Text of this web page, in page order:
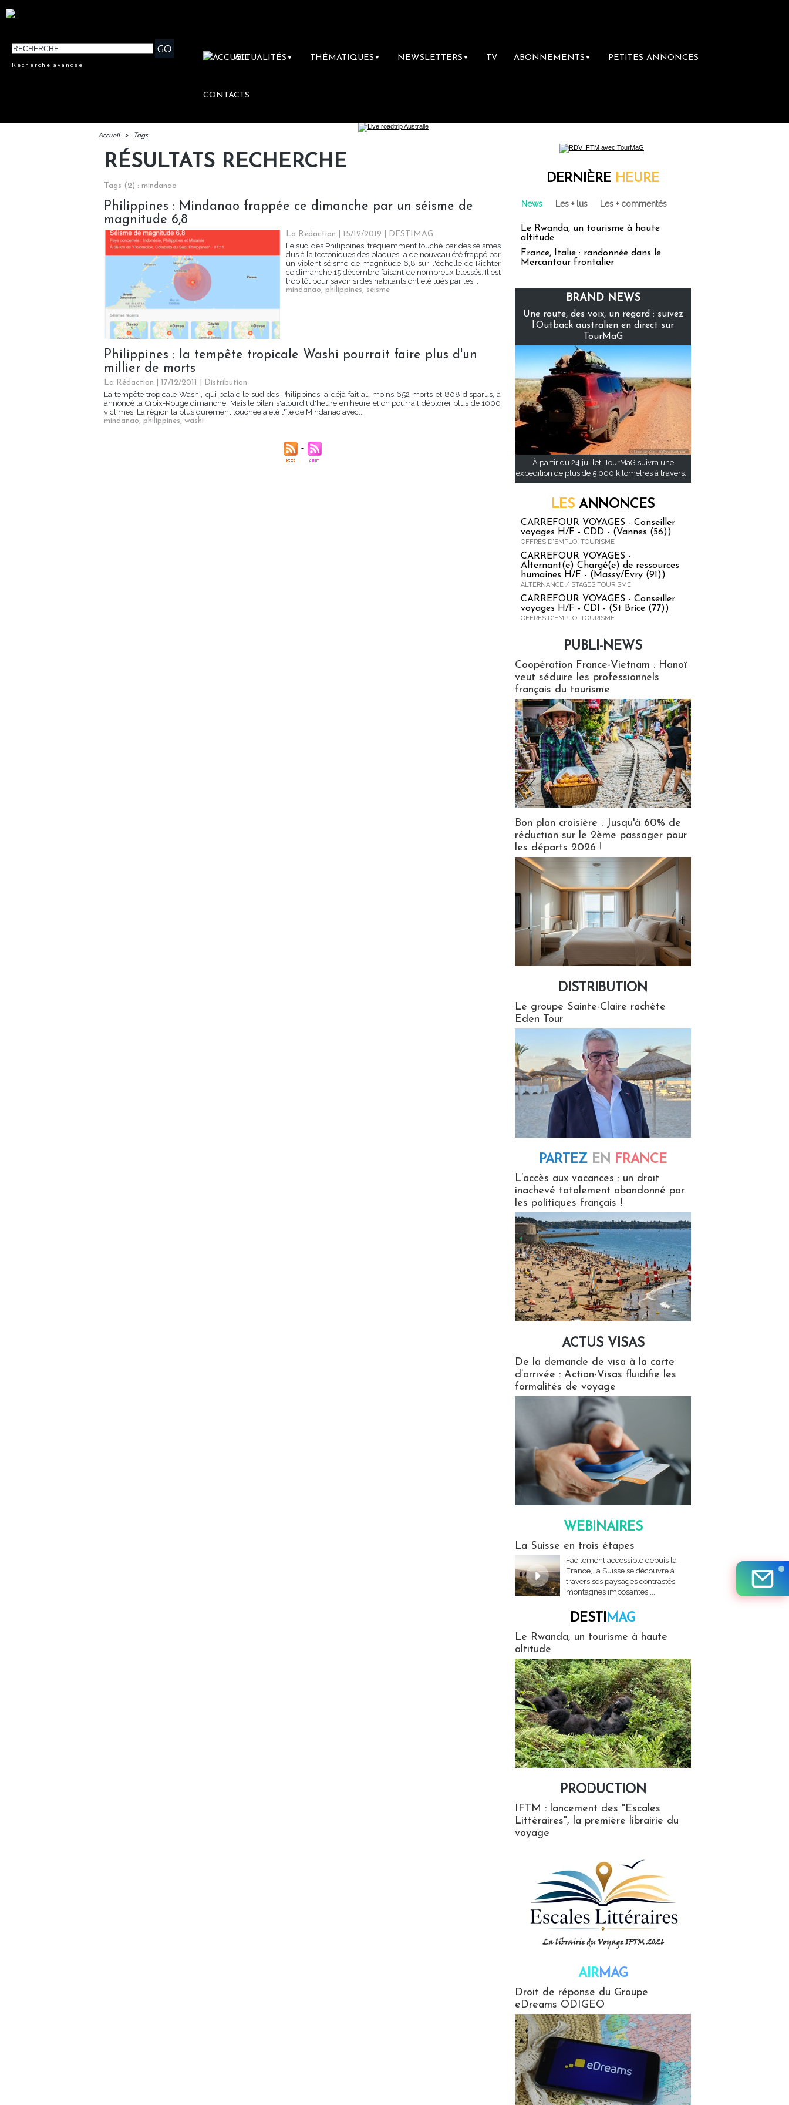
Recherche avancée
ACTUALITÉS ▼ THÉMATIQUES ▼ NEWSLETTERS ▼ TV ABONNEMENTS ▼ PETITES ANNONCES
CONTACTS
Accueil > Tags
RÉSULTATS RECHERCHE
Tags (2) : mindanao
Philippines : Mindanao frappée ce dimanche par un séisme de
magnitude 6,8
La Rédaction | 15/12/2019
DESTIMAG
Le sud des Philippines, fréquemment touché par des séismes
dus à la tectoniques des plaques, a de nouveau été frappé par
un violent séisme de magnitude 6,8 sur l'échelle de Richter
ce dimanche 15 décembre faisant de nombreux blessés. Il est
trop tôt pour savoir si des habitants ont été tués par les...
mindanao, philippines, séisme
Philippines : la tempête tropicale Washi pourrait faire plus d'un
millier de morts
La Rédaction | 17/12/2011
Distribution
La tempête tropicale Washi, qui balaie le sud des Philippines, a déjà fait au moins 652 morts et 808 disparus, a
annoncé la Croix-Rouge dimanche. Mais le bilan s'alourdit d'heure en heure et on pourrait déplorer plus de 1000
victimes. La région la plus durement touchée a été l'île de Mindanao avec...
mindanao, philippines, washi
DERNIÈRE HEURE
News Les + lus Les + commentés
Le Rwanda, un tourisme à haute
altitude
France, Italie : randonnée dans le
Mercantour frontalier
BRAND NEWS
Une route, des voix, un regard : suivez
l’Outback australien en direct sur
TourMaG
À partir du 24 juillet, TourMaG suivra une
expédition de plus de 5 000 kilomètres à travers...
LES ANNONCES
CARREFOUR VOYAGES - Conseiller
voyages H/F - CDD - (Vannes (56))
OFFRES D'EMPLOI TOURISME
CARREFOUR VOYAGES -
Alternant(e) Chargé(e) de ressources
humaines H/F - (Massy/Evry (91))
ALTERNANCE / STAGES TOURISME
CARREFOUR VOYAGES - Conseiller
voyages H/F - CDI - (St Brice (77))
OFFRES D'EMPLOI TOURISME
PUBLI-NEWS
Coopération France-Vietnam : Hanoï
veut séduire les professionnels
français du tourisme
Bon plan croisière : Jusqu'à 60% de
réduction sur le 2ème passager pour
les départs 2026 !
DISTRIBUTION
Le groupe Sainte-Claire rachète
Eden Tour
PARTEZ EN FRANCE
L’accès aux vacances : un droit
inachevé totalement abandonné par
les politiques français !
ACTUS VISAS
De la demande de visa à la carte
d’arrivée : Action-Visas fluidifie les
formalités de voyage
WEBINAIRES
La Suisse en trois étapes
Facilement accessible depuis la
France, la Suisse se découvre à
travers ses paysages contrastés,
montagnes imposantes,...
DESTIMAG
Le Rwanda, un tourisme à haute
altitude
PRODUCTION
IFTM : lancement des "Escales
Littéraires", la première librairie du
voyage
AIRMAG
Droit de réponse du Groupe
eDreams ODIGEO